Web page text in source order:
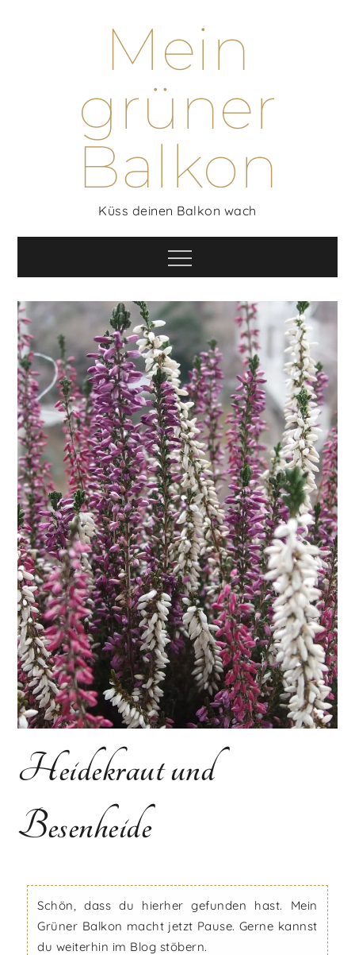
Mein
grüner
Balkon
Küss deinen Balkon wach
Menu
Heidekraut und
Besenheide
Schön, dass du hierher gefunden hast. Mein
Grüner Balkon macht jetzt Pause. Gerne kannst
du weiterhin im Blog stöbern.